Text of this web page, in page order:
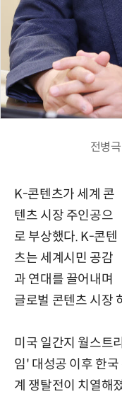
전병
K-콘텐츠가 세계 콘
텐츠 시장 주인공으
로 부상했다. K-콘텐
츠는 세계시민 공감
과 연대를 끌어내며
글로벌 콘텐츠 시장
미국 일간지 월스트
임' 대성공 이후 한
계 쟁탈전이 치열해